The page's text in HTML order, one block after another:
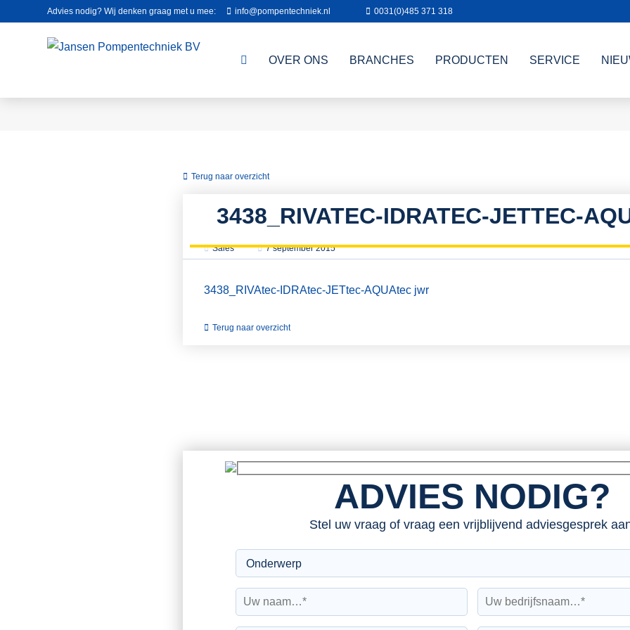
Advies nodig? Wij denken graag met u mee: info@pompentechniek.nl 0031(0)485 371 318
OVER ONS BRANCHES PRODUCTEN SERVICE
Terug naar overzicht
3438_RIVATEC-IDRATEC-JETTEC-
Sales 7 september 2015
3438_RIVAtec-IDRAtec-JETtec-AQUAtec jwr
Terug naar overzicht
ADVIES NODIG?
Stel uw vraag of vraag een vrijblijvend adviesgesprek